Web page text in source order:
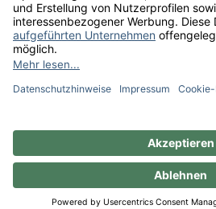
Internationaler Wein
* Alle Preise inkl. gesetzl.
anders angegeben. Bioprodukte
** Kostenfreie Lieferung ab 75 €
versandfertig in